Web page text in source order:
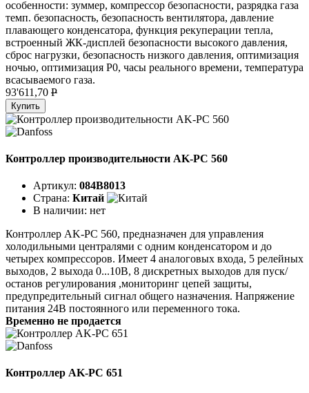
особенности: зуммер, компрессор безопасности, разрядка газа
темп. безопасность, безопасность вентилятора, давление
плавающего конденсатора, функция рекуперации тепла,
встроенный ЖК-дисплей безопасности высокого давления,
сброс нагрузки, безопасность низкого давления, оптимизация
ночью, оптимизация P0, часы реального времени, температура
всасываемого газа.
93'611,70 P
Купить
Контроллер производительности AK-PC 560
Артикул: 084B8013
Страна: Китай
В наличии: нет
Контроллер AK-PC 560, предназначен для управления
холодильными централями с одним конденсатором и до
четырех компрессоров. Имеет 4 аналоговых входа, 5 релейных
выходов, 2 выхода 0...10B, 8 дискретных выходов для пуск/
останов регулирования ,мониторинг цепей защиты,
предупредительный сигнал общего назначения. Напряжение
питания 24В постоянного или переменного тока.
Временно не продается
Контроллер AK-PC 651